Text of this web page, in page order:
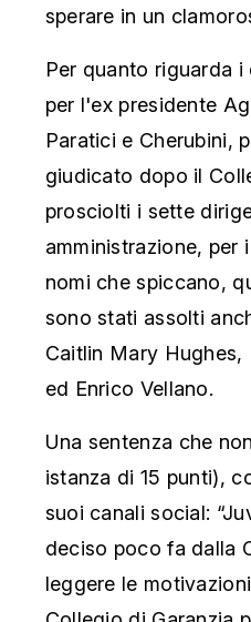
sperare in un
Per quanto riguarda
per l'ex presidente
Paratici e Cherubini,
giudicato dopo il
prosciolti i sette
amministrazione, per
nomi che spiccano,
sono stati assolti
Caitlin Mary
ed Enrico Vellano.
Una sentenza che
istanza di 15 punti),
suoi canali social:
deciso poco fa dalla
leggere le